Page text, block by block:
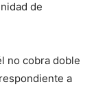
de
no cobra doble
a